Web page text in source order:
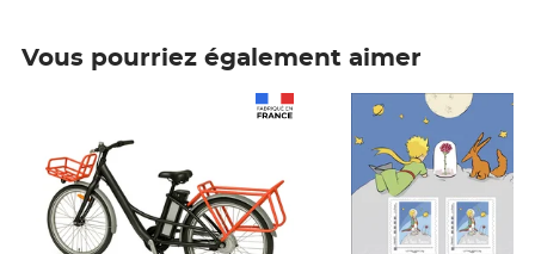
Vous pourriez également aimer
Prix 6,25€ HT